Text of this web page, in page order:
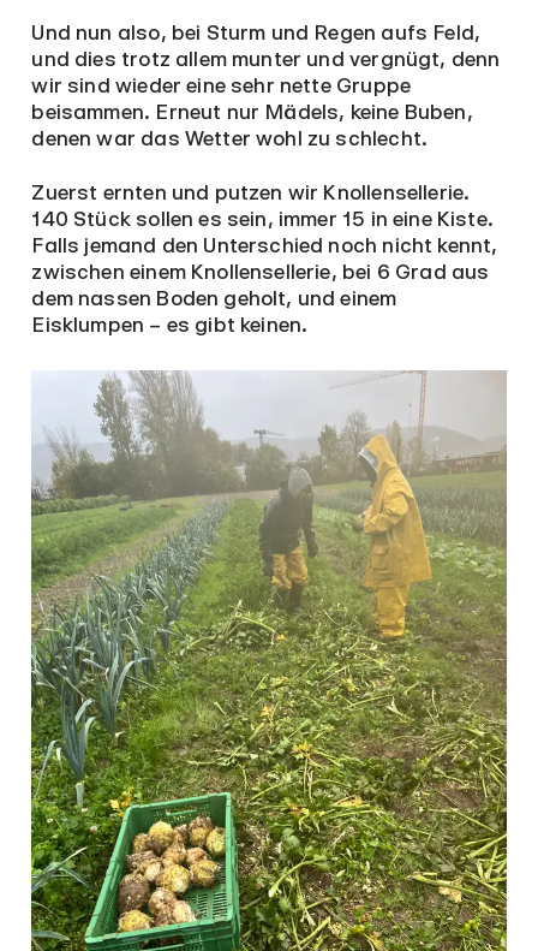
Und nun also, bei Sturm und Regen aufs Feld,
und dies trotz allem munter und vergnügt, denn
wir sind wieder eine sehr nette Gruppe
beisammen. Erneut nur Mädels, keine Buben,
denen war das Wetter wohl zu schlecht.
Zuerst ernten und putzen wir Knollensellerie.
140 Stück sollen es sein, immer 15 in eine Kiste.
Falls jemand den Unterschied noch nicht kennt,
zwischen einem Knollensellerie, bei 6 Grad aus
dem nassen Boden geholt, und einem
Eisklumpen – es gibt keinen.